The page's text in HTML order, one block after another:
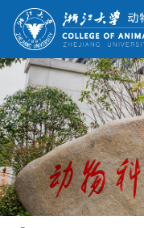
网站首页
院情总览
师资队伍
人才培养
科学研究
国际交流